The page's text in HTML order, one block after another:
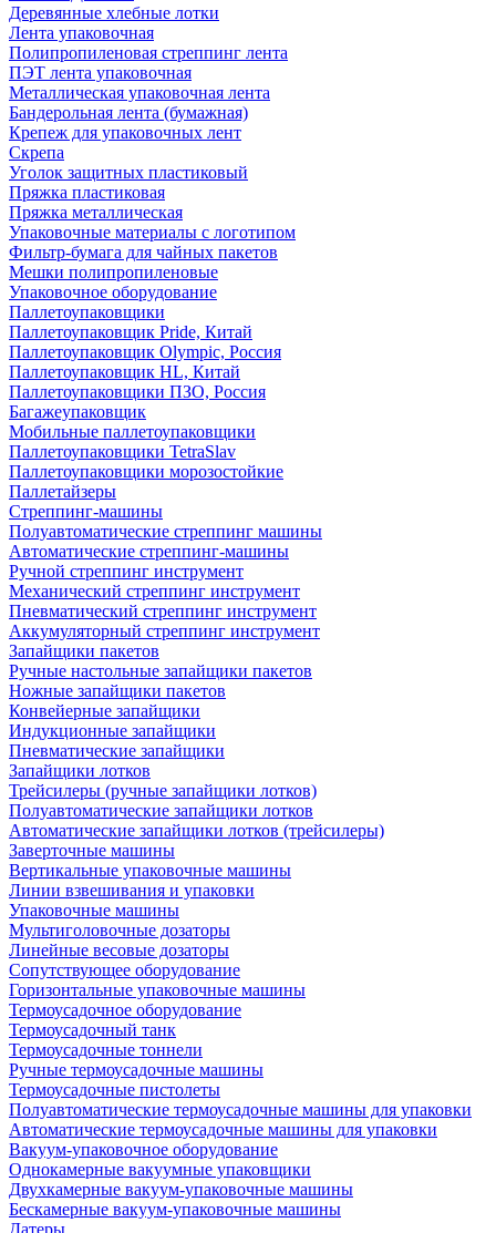
Деревянные хлебные лотки
Лента упаковочная
Полипропиленовая стреппинг лента
ПЭТ лента упаковочная
Металлическая упаковочная лента
Бандерольная лента (бумажная)
Крепеж для упаковочных лент
Скрепа
Уголок защитных пластиковый
Пряжка пластиковая
Пряжка металлическая
Упаковочные материалы с логотипом
Фильтр-бумага для чайных пакетов
Мешки полипропиленовые
Упаковочное оборудование
Паллетоупаковщики
Паллетоупаковщик Pride, Китай
Паллетоупаковщик Olympic, Россия
Паллетоупаковщик HL, Китай
Паллетоупаковщики ПЗО, Россия
Багажеупаковщик
Мобильные паллетоупаковщики
Паллетоупаковщики TetraSlav
Паллетоупаковщики морозостойкие
Паллетайзеры
Стреппинг-машины
Полуавтоматические стреппинг машины
Автоматические стреппинг-машины
Ручной стреппинг инструмент
Механический стреппинг инструмент
Пневматический стреппинг инструмент
Аккумуляторный стреппинг инструмент
Запайщики пакетов
Ручные настольные запайщики пакетов
Ножные запайщики пакетов
Конвейерные запайщики
Индукционные запайщики
Пневматические запайщики
Запайщики лотков
Трейсилеры (ручные запайщики лотков)
Полуавтоматические запайщики лотков
Автоматические запайщики лотков (трейсилеры)
Заверточные машины
Вертикальные упаковочные машины
Линии взвешивания и упаковки
Упаковочные машины
Мультиголовочные дозаторы
Линейные весовые дозаторы
Сопутствующее оборудование
Горизонтальные упаковочные машины
Термоусадочное оборудование
Термоусадочный танк
Термоусадочные тоннели
Ручные термоусадочные машины
Термоусадочные пистолеты
Полуавтоматические термоусадочные машины для упаковки
Автоматические термоусадочные машины для упаковки
Вакуум-упаковочное оборудование
Однокамерные вакуумные упаковщики
Двухкамерные вакуум-упаковочные машины
Бескамерные вакуум-упаковочные машины
Датеры